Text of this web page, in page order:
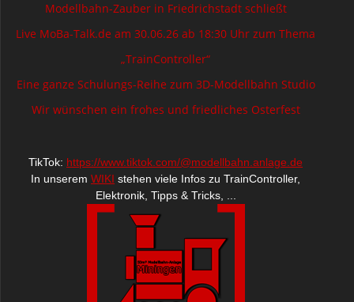
Modellbahn-Zauber in Friedrichstadt schließt
Live MoBa-Talk.de am 30.06.26 ab 18:30 Uhr zum Thema
„TrainController“
Eine ganze Schulungs-Reihe zum 3D-Modellbahn Studio
Wir wünschen ein frohes und friedliches Osterfest
TikTok: https://www.tiktok.com/@modellbahn.anlage.de
In unserem WIKI stehen viele Infos zu TrainController,
Elektronik, Tipps & Tricks, ...